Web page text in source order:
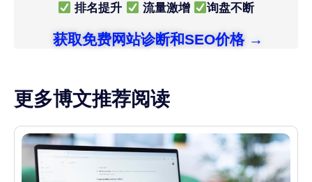
排名提升
流量激增 询盘不断
获取免费网站诊断和SEO价格 →
更多博文推荐阅读